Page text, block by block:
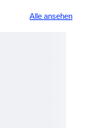
Alle ansehen